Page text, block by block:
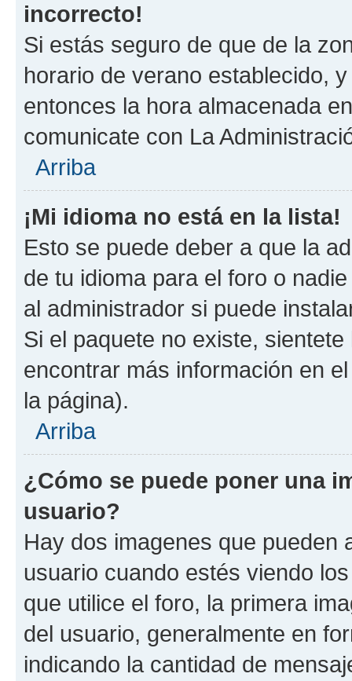
incorrecto!
Si estás seguro de que de la
horario de verano establecido,
entonces la hora almacenada
comunicate con La
Arriba
¡Mi idioma no está en la lista!
Esto se puede deber a que la
de tu idioma para el foro o
al administrador si puede
Si el paquete no existe,
encontrar más información en
la página).
Arriba
¿Cómo se puede poner una
usuario?
Hay dos imagenes que pueden
usuario cuando estés viendo
que utilice el foro, la primera
del usuario, generalmente en
indicando la cantidad de